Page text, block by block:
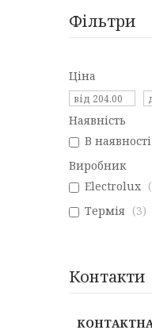
Фільтри
Ціна
Наявність
В наявності
Виробник
Electrolux
Термія
3
Контакти